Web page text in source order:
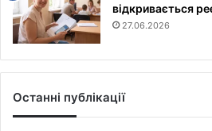
відкривається
27.06.2026
Останні публікації